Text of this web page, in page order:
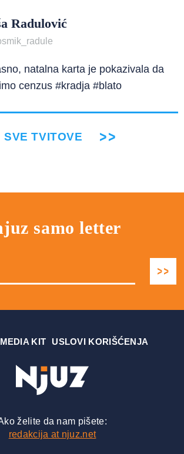
Radulović
natalna karta je pokazivala da
cenzus #kradja #blato
TVITOVE
samo letter
MEDIA KIT USLOVI KORIŠĆENJA
želite da nam pišete:
redakcija at njuz.net